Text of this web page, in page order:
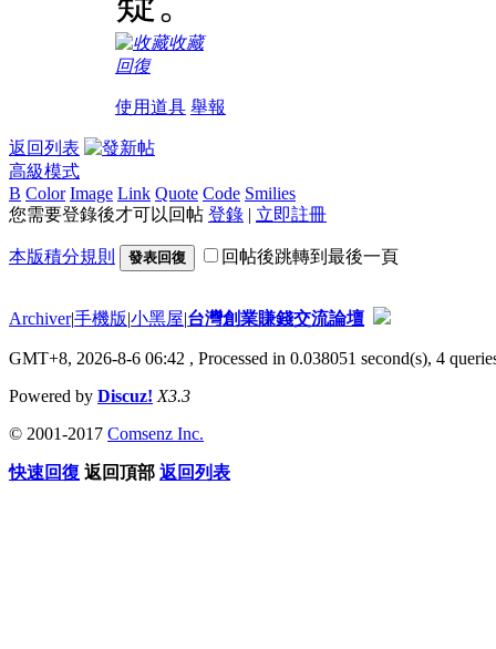
收藏
回復
使用道具 舉報
返回列表
高級模式
B Color Image Link Quote Code Smilies
您需要登錄後才可以回帖 登錄 | 立即註冊
本版積分規則 發表回復 回帖後跳轉到最後一頁
Archiver|手機版|小黑屋|台灣創業賺錢交流論壇
GMT+8, 2026-8-6 06:42 , Processed in 0.038051 second(s), 4
Powered by Discuz! X3.3
© 2001-2017 Comsenz Inc.
快速回復 返回頂部 返回列表